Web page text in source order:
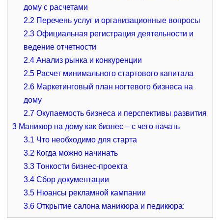
дому с расчетами
2.2 Перечень услуг и организационные вопросы
2.3 Официальная регистрация деятельности и
ведение отчетности
2.4 Анализ рынка и конкуренции
2.5 Расчет минимального стартового капитала
2.6 Маркетинговый план ногтевого бизнеса на
дому
2.7 Окупаемость бизнеса и перспективы развития
3Маникюр на дому как бизнес – с чего начать
3.1 Что необходимо для старта
3.2 Когда можно начинать
3.3 Тонкости бизнес-проекта
3.4 Сбор документации
3.5 Нюансы рекламной кампании
3.6 Открытие салона маникюра и педикюра: